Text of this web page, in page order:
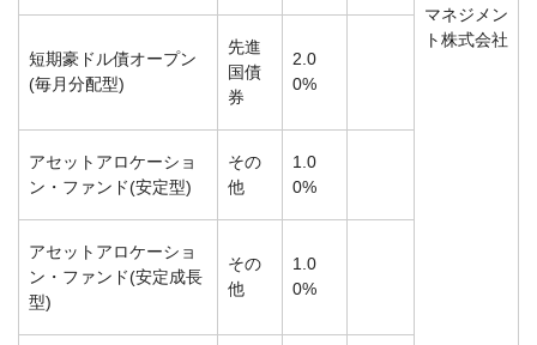
マネジメン
ト株式会社
短期豪ドル債オープン
(毎月分配型)
先進
国債
券
2.0
0%
アセットアロケーショ
ン・ファンド(安定型)
その
他
1.0
0%
アセットアロケーショ
ン・ファンド(安定成長
型)
その
他
1.0
0%